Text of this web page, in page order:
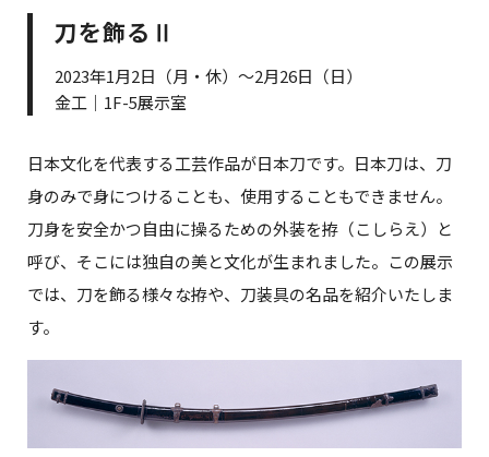
刀を飾るⅡ
2023年1月2日（月・休）～2月26日（日）
金工｜1F-5展示室
日本文化を代表する工芸作品が日本刀です。日本刀は、刀
身のみで身につけることも、使用することもできません。
刀身を安全かつ自由に操るための外装を拵（こしらえ）と
呼び、そこには独自の美と文化が生まれました。この展示
では、刀を飾る様々な拵や、刀装具の名品を紹介いたしま
す。